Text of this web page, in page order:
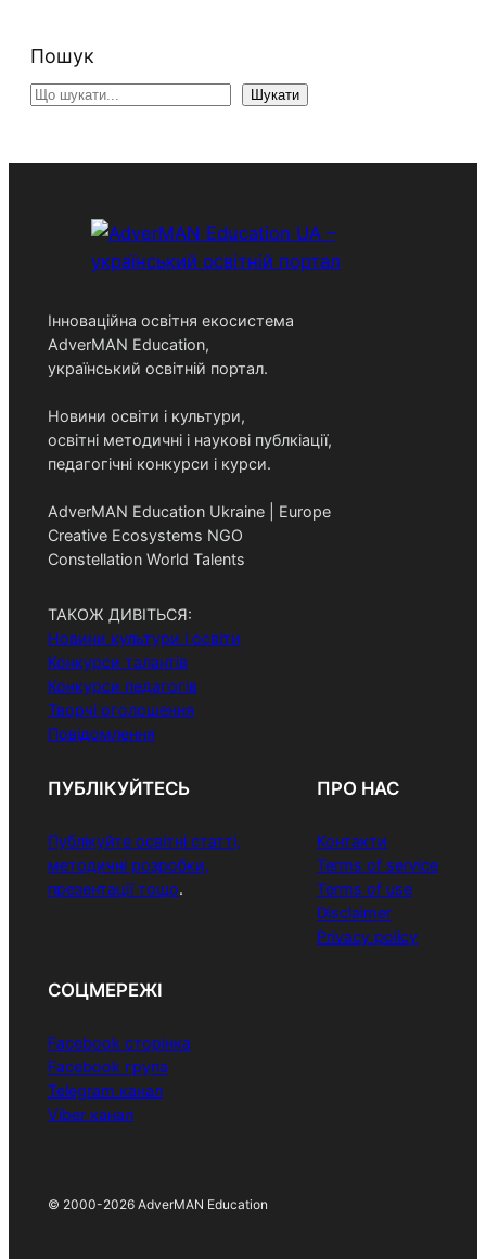
Пошук
S
Шукати
Інноваційна освітня екосистема
AdverMAN Education,
український освітній портал.
Новини освіти і культури,
освітні методичні і наукові публкіації,
педагогічні конкурси і курси.
AdverMAN Education Ukraine | Europe
Creative Ecosystems NGO
Constellation World Talents
ТАКОЖ ДИВІТЬСЯ:
Новини культури і освіти
Конкурси талантів
Конкурси педагогів
Творчі оголошення
Повідомлення
ПУБЛІКУЙТЕСЬ
Публікуйте освітні статті,
методичні розробки,
презентації тощо.
ПРО НАС
Контакти
Terms of service
Terms of use
Disclaimer
Privacy policy
СОЦМЕРЕЖІ
Facebook сторінка
Facebook група
Telegram канал
Viber канал
© 2000-2026 AdverMAN Education